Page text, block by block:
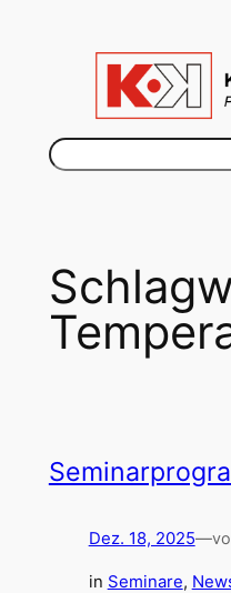
Suchen
Dez. 18, 2025—
in Seminare,